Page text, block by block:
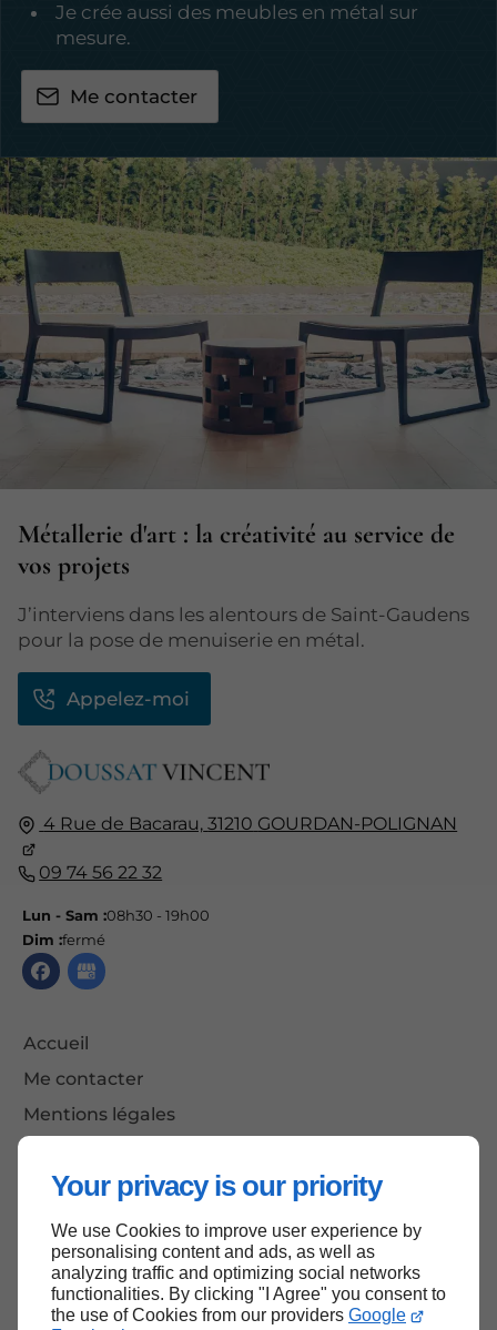
Your privacy is our priority
We use Cookies to improve user experience by
personalising content and ads, as well as
analyzing traffic and optimizing social networks
functionalities. By clicking "I Agree" you consent to
the use of Cookies from our providers Google
Je crée aussi des meubles en métal sur
mesure.
Me contacter
4 Rue de Bacarau, 31210 GOURDAN-POLIGNAN
09 74 56 22 32
Lun - Sam :08h30 - 19h00
Dim :fermé
Accueil
Me contacter
Mentions légales
Métallerie d'art : la créativité au service de
vos projets
J’interviens dans les alentours de Saint-Gaudens
pour la pose de menuiserie en métal.
Appelez-moi
Haut de page